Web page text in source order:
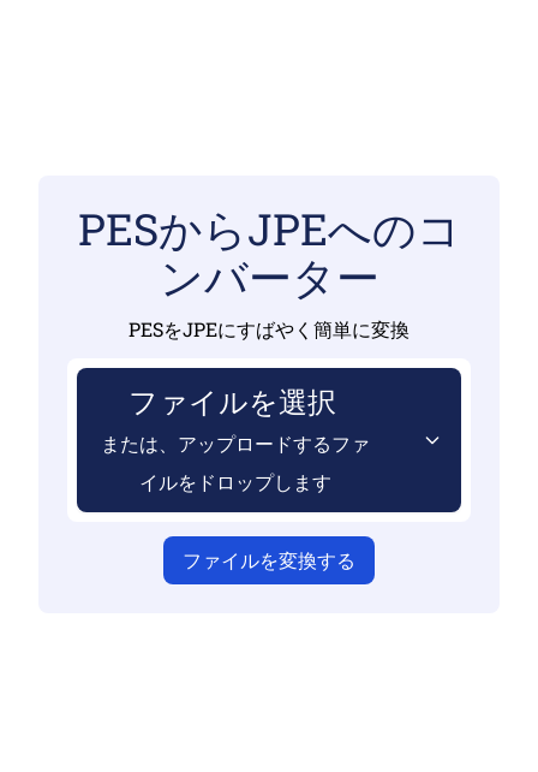
PESからJPEへのコ
ンバーター
PESをJPEにすばやく簡単に変換
ファイルを選択
または、アップロードするファ
イルをドロップします
ファイルを変換する